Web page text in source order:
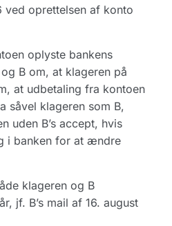
oprettelsen af konto
oplyste bankens
B om, at klageren på
at udbetaling fra kontoen
såvel klageren som B,
uden B’s accept, hvis
i banken for at ændre
klageren og B
jf. B’s mail af 16. august